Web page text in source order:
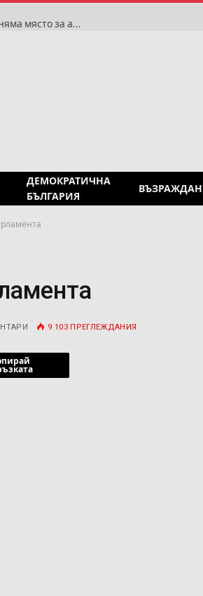
Румен Радев: Историята доказва, че България няма място за антисемитизъм
ДЕМОКРАТИЧНА
БЪЛГАРИЯ
9 103 ПРЕГЛЕЖДАНИЯ